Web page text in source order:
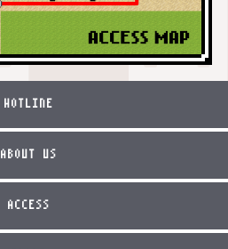
HOTLINE
ABOUT US
ACCESS